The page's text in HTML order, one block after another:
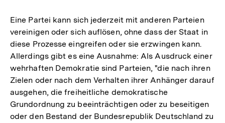
Eine Partei kann sich jederzeit mit anderen Parteien
vereinigen oder sich auflösen, ohne dass der Staat in
diese Prozesse eingreifen oder sie erzwingen kann.
Allerdings gibt es eine Ausnahme: Als Ausdruck einer
wehrhaften Demokratie sind Parteien, "die nach ihren
Zielen oder nach dem Verhalten ihrer Anhänger darauf
ausgehen, die freiheitliche demokratische
Grundordnung zu beeinträchtigen oder zu beseitigen
oder den Bestand der Bundesrepublik Deutschland zu